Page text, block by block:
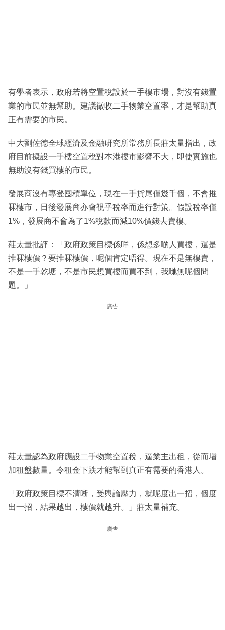
有學者表示，政府若將空置稅設於一手樓市場，對沒有錢置
業的市民並無幫助。建議徵收二手物業空置率，才是幫助真
正有需要的市民。
中大劉佐德全球經濟及金融研究所常務所長莊太量指出，政
府目前擬設一手樓空置稅對本港樓市影響不大，即使實施也
無助沒有錢買樓的市民。
發展商沒有專登囤積單位，現在一手貨尾僅幾千個，不會推
冧樓市，日後發展商亦會視乎稅率而進行對策。假設稅率僅
1%，發展商不會為了1%稅款而減10%價錢去賣樓。
莊太量批評：「政府政策目標係咩，係想多啲人買樓，還是
推冧樓價？要推冧樓價，呢個肯定唔得。現在不是無樓賣，
不是一手乾塘，不是市民想買樓而買不到，我哋無呢個問
題。」
廣告
莊太量認為政府應設二手物業空置稅，逼業主出租，從而增
加租盤數量。令租金下跌才能幫到真正有需要的香港人。
「政府政策目標不清晰，受輿論壓力，就呢度出一招，個度
出一招，結果越出，樓價就越升。」莊太量補充。
廣告